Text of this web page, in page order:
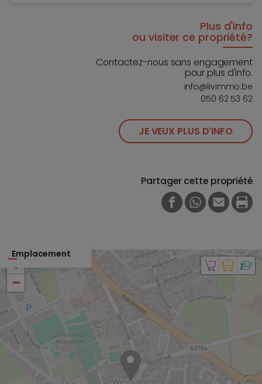
Plus d'info
ou visiter ce propriété?
Contactez-nous sans engagement
pour plus d'info.
info@livimmo.be
050 62 53 62
JE VEUX PLUS D'INFO
Partager cette propriété
FACEBOOK
WHATSAPP
E-MAIL
Emplacement
+
−